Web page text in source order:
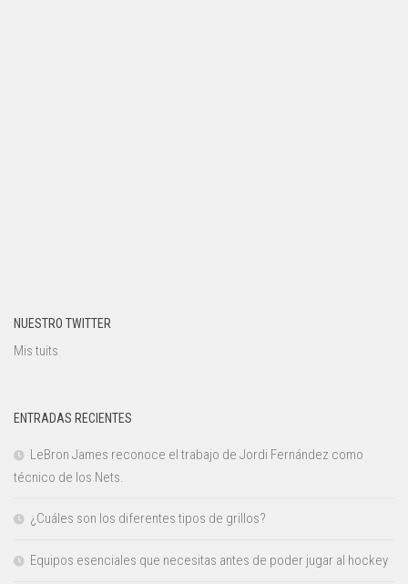
NUESTRO TWITTER
Mis tuits
ENTRADAS RECIENTES
LeBron James reconoce el trabajo de Jordi Fernández como
técnico de los Nets.
¿Cuáles son los diferentes tipos de grillos?
Equipos esenciales que necesitas antes de poder jugar al hockey